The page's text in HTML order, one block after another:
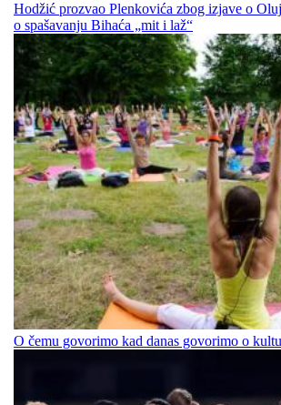
Hodžić prozvao Plenkovića zbog izjave o
o spašavanju Bihaća „mit i laž“
O čemu govorimo kad danas govorimo o